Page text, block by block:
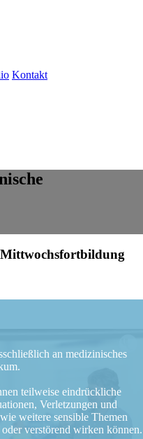
Kontakt
Mittwochsfortbildung
an medizinisches
teilweise eindrückliche
Verletzungen und
weitere sensible Themen
verstörend wirken können.